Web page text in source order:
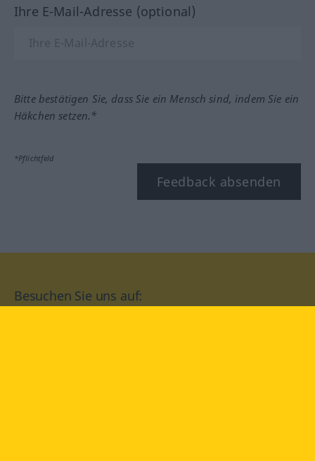
Ihre E-Mail-Adresse (optional)
Bitte bestätigen Sie, dass Sie ein Mensch sind, indem Sie ein
Häkchen setzen.*
*Pflichtfeld
Feedback absenden
Besuchen Sie uns auf: